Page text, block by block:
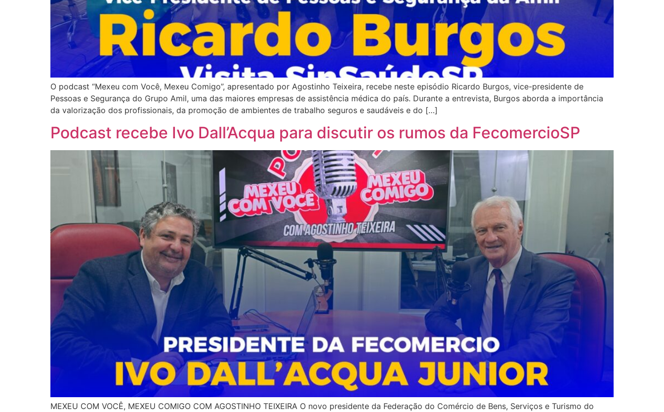
O podcast “Mexeu com Você, Mexeu Comigo”, apresentado por Agostinho Teixeira, recebe neste episódio Ricardo Burgos, vice-presidente de
Pessoas e Segurança do Grupo Amil, uma das maiores empresas de assistência médica do país. Durante a entrevista, Burgos aborda a importância
da valorização dos profissionais, da promoção de ambientes de trabalho seguros e saudáveis e do […]
Podcast recebe Ivo Dall’Acqua para discutir os rumos da FecomercioSP
MEXEU COM VOCÊ, MEXEU COMIGO COM AGOSTINHO TEIXEIRA O novo presidente da Federação do Comércio de Bens, Serviços e Turismo do